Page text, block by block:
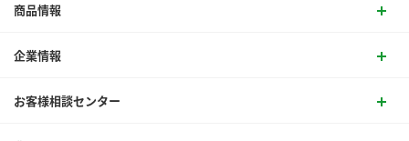
商品情報
企業情報
お客様相談センター